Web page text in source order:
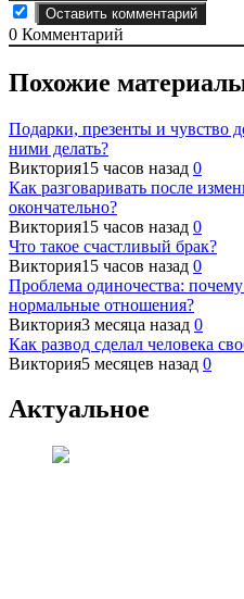
0 Комментарий
Похожие
Подарки, презенты и чувство
ними делать?
Виктория15 часов назад 0
Как разговаривать после
окончательно?
Виктория15 часов назад 0
Что такое счастливый брак?
Виктория15 часов назад 0
Проблема одиночества:
нормальные отношения?
Виктория3 месяца назад 0
Как развод сделал человека
Виктория5 месяцев назад 0
Актуальное